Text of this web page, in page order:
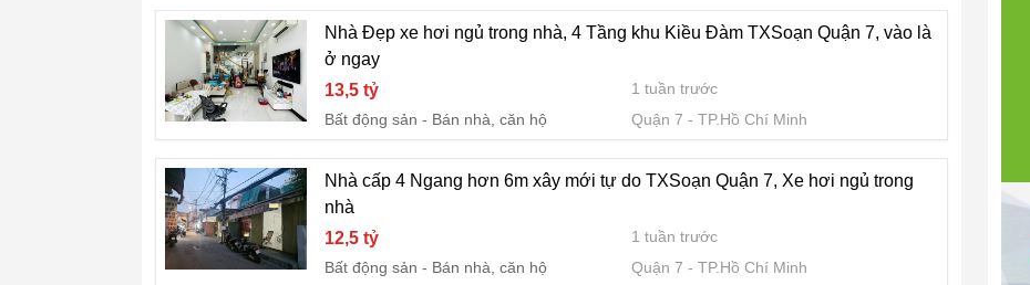
Nhà Đẹp xe hơi ngủ trong nhà, 4 Tầng khu Kiều Đàm TXSoạn Quận 7, vào là
ở ngay
13,5 tỷ
1 tuần trước
Bất động sản
Bán nhà, căn hộ Quận 7 TP.Hồ Chí Minh
Nhà cấp 4 Ngang hơn 6m xây mới tự do TXSoạn Quận 7, Xe hơi ngủ trong
nhà
12,5 tỷ
1 tuần trước
Bất động sản
Bán nhà, căn hộ Quận 7 TP.Hồ Chí Minh